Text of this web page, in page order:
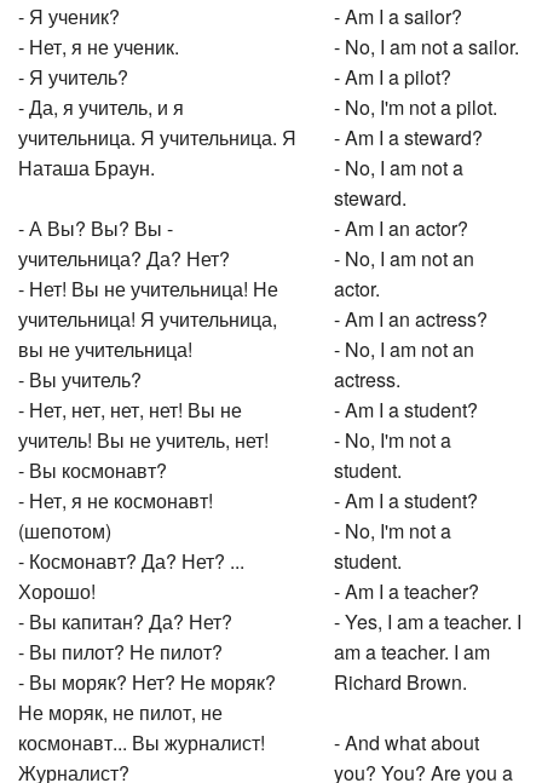
- Я ученик?
- Нет, я не ученик.
- Я учитель?
- Да, я учитель, и я
учительница. Я учительница. Я
Наташа Браун.
- А Вы? Вы? Вы -
учительница? Да? Нет?
- Нет! Вы не учительница! Не
учительница! Я учительница,
вы не учительница!
- Вы учитель?
- Нет, нет, нет, нет! Вы не
учитель! Вы не учитель, нет!
- Вы космонавт?
- Нет, я не космонавт!
(шепотом)
- Космонавт? Да? Нет? ...
Хорошо!
- Вы капитан? Да? Нет?
- Вы пилот? Не пилот?
- Вы моряк? Нет? Не моряк?
Не моряк, не пилот, не
космонавт... Вы журналист!
Журналист?
- Am I a sailor?
- No, I am not a sailor.
- Am I a pilot?
- No, I'm not a pilot.
- Am I a steward?
- No, I am not a
steward.
- Am I an actor?
- No, I am not an
actor.
- Am I an actress?
- No, I am not an
actress.
- Am I a student?
- No, I'm not a
student.
- Am I a student?
- No, I'm not a
student.
- Am I a teacher?
- Yes, I am a teacher. I
am a teacher. I am
Richard Brown.
- And what about
you? You? Are you a